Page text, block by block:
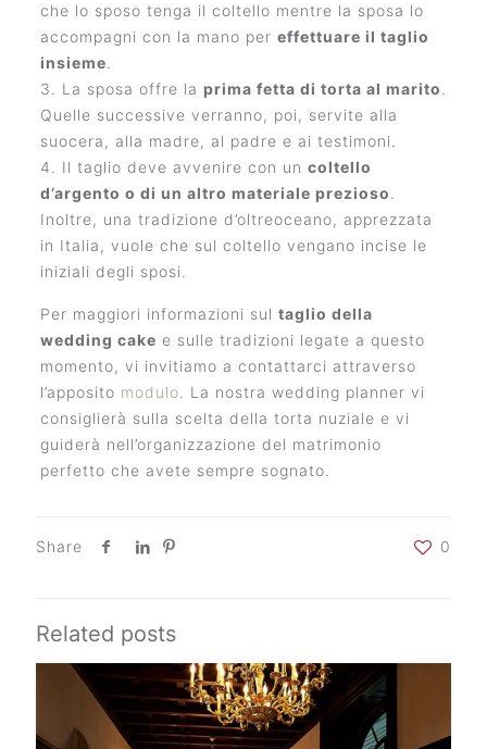
che lo sposo tenga il coltello mentre la sposa lo
accompagni con la mano per effettuare il taglio
insieme.
3. La sposa offre la prima fetta di torta al marito.
Quelle successive verranno, poi, servite alla
suocera, alla madre, al padre e ai testimoni.
4. Il taglio deve avvenire con un coltello
d’argento o di un altro materiale prezioso.
Inoltre, una tradizione d’oltreoceano, apprezzata
in Italia, vuole che sul coltello vengano incise le
iniziali degli sposi.
Per maggiori informazioni sul taglio della
wedding cake e sulle tradizioni legate a questo
momento, vi invitiamo a contattarci attraverso
l’apposito modulo. La nostra wedding planner vi
consiglierà sulla scelta della torta nuziale e vi
guiderà nell’organizzazione del matrimonio
perfetto che avete sempre sognato.
Share 0
Related posts